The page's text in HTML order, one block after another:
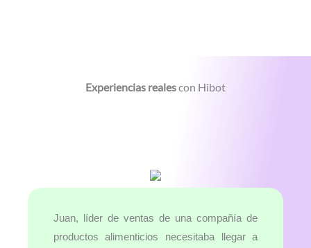
Experiencias realescon Hibot
Juan, líder de ventas de una compañía de
productos alimenticios necesitaba llegar a